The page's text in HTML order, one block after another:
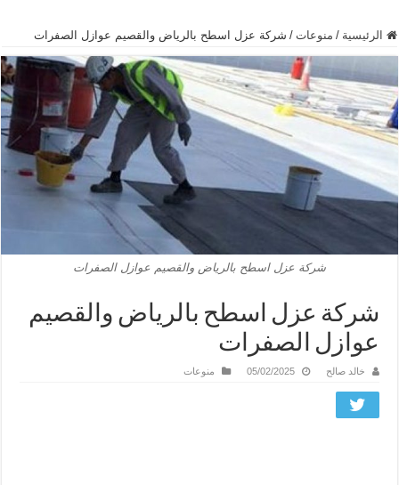
الرئيسية / منوعات / شركة عزل اسطح بالرياض والقصيم عوازل الصفرات
شركة عزل اسطح بالرياض والقصيم عوازل الصفرات
شركة عزل اسطح بالرياض والقصيم
عوازل الصفرات
خالد صالح 05/02/2025 منوعات